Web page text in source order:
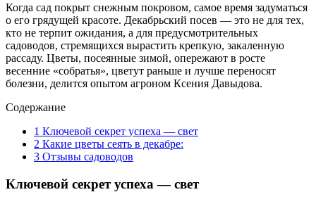
Когда сад покрыт снежным покровом, самое время задуматься
о его грядущей красоте. Декабрьский посев — это не для тех,
кто не терпит ожидания, а для предусмотрительных
садоводов, стремящихся вырастить крепкую, закаленную
рассаду. Цветы, посеянные зимой, опережают в росте
весенние «собратья», цветут раньше и лучше переносят
болезни, делится опытом агроном Ксения Давыдова.
Содержание
1 Ключевой секрет успеха — свет
2 Какие цветы сеять в декабре:
3 Отзывы садоводов
Ключевой секрет успеха — свет